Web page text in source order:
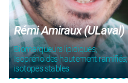
Rémi Amiraux (ULaval)
Biomarqueurs lipidiques;
Isoprénoïdes hautement ramifiés;
isotopes stables